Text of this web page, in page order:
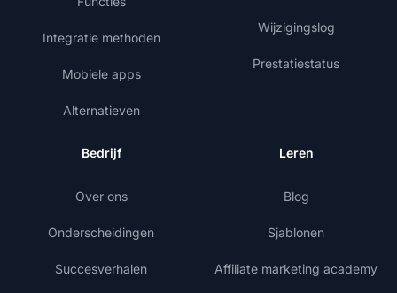
Integratie methoden
Mobiele apps
Alternatieven
Wijzigingslog
Prestatiestatus
Bedrijf
Over ons
Onderscheidingen
Succesverhalen
Leren
Blog
Sjablonen
Affiliate marketing academy